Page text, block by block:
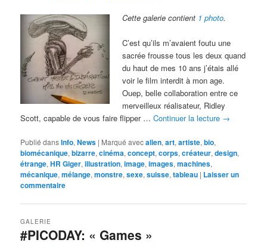
Cette galerie contient 1 photo.
C’est qu’ils m’avaient foutu une
sacrée frousse tous les deux quand
du haut de mes 10 ans j’étais allé
voir le film interdit à mon age.
Ouep, belle collaboration entre ce
merveilleux réalisateur, Ridley
Scott, capable de vous faire flipper …Continuer la lecture →
Publié dansInfo,News | Marqué avecalien,art,artiste,bio,
biomécanique,bizarre,cinéma,concept,corps,créateur,design,
étrange,HR Giger,illustration,image,images,machines,
mécanique,mélange,monstre,sexe,suisse,tableau | Laisser un
commentaire
#PICODAY: « Games »
GALERIE